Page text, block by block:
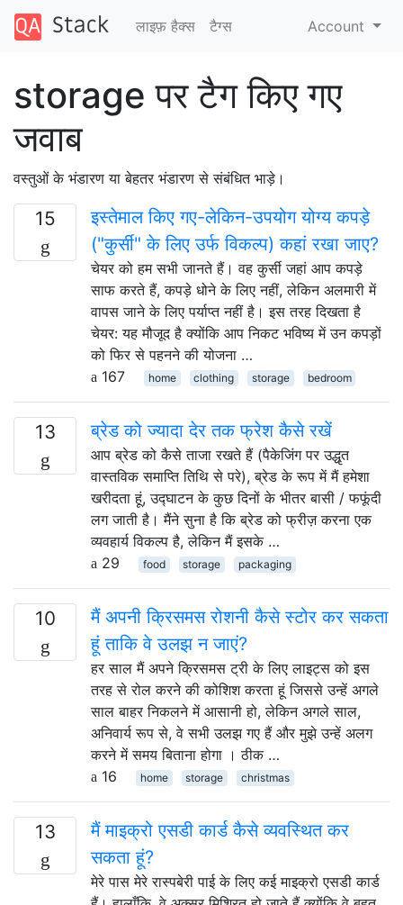
लाइफ़ हैक्स टैग्‍स Account
storage पर टैग किए गए
जवाब
वस्तुओं के भंडारण या बेहतर भंडारण से संबंधित भाड़े।
15
इस्तेमाल किए गए-लेकिन-उपयोग योग्य कपड़े
("कुर्सी" के लिए उर्फ ​​विकल्प) कहां रखा जाए?
चेयर को हम सभी जानते हैं। वह कुर्सी जहां आप कपड़े
साफ करते हैं, कपड़े धोने के लिए नहीं, लेकिन अलमारी में
वापस जाने के लिए पर्याप्त नहीं है। इस तरह दिखता है
चेयर: यह मौजूद है क्योंकि आप निकट भविष्य में उन कपड़ों
को फिर से पहनने की योजना …
167
home clothing storage bedroom
13 ब्रेड को ज्यादा देर तक फ्रेश कैसे रखें
आप ब्रेड को कैसे ताजा रखते हैं (पैकेजिंग पर उद्धृत
वास्तविक समाप्ति तिथि से परे), ब्रेड के रूप में मैं हमेशा
खरीदता हूं, उद्घाटन के कुछ दिनों के भीतर बासी / फफूंदी
लग जाती है। मैंने सुना है कि ब्रेड को फ्रीज़ करना एक
व्यवहार्य विकल्प है, लेकिन मैं इसके …
29
food storage packaging
10
मैं अपनी क्रिसमस रोशनी कैसे स्टोर कर सकता
हूं ताकि वे उलझ न जाएं?
हर साल मैं अपने क्रिसमस ट्री के लिए लाइट्स को इस
तरह से रोल करने की कोशिश करता हूं जिससे उन्हें अगले
साल बाहर निकलने में आसानी हो, लेकिन अगले साल,
अनिवार्य रूप से, वे सभी उलझ गए हैं और मुझे उन्हें अलग
करने में समय बिताना होगा । ठीक …
16
home storage christmas
13
मैं माइक्रो एसडी कार्ड कैसे व्यवस्थित कर
सकता हूं?
मेरे पास मेरे रास्पबेरी पाई के लिए कई माइक्रो एसडी कार्ड